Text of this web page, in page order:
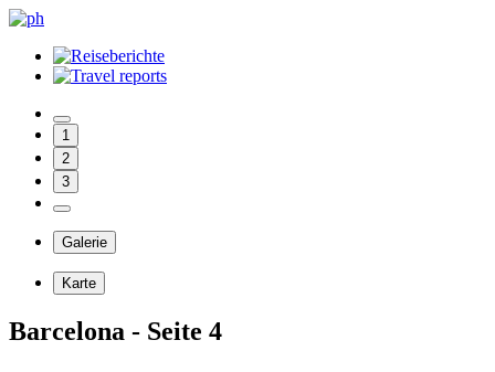
1
2
3
Galerie
Karte
Barcelona - Seite 4